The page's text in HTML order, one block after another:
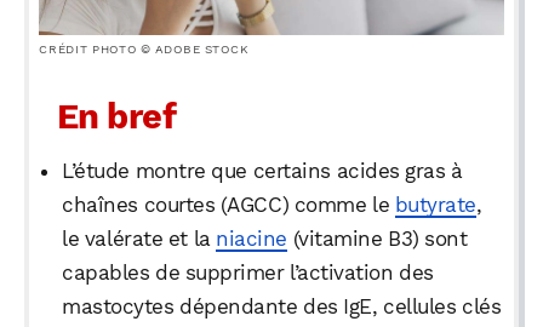
CRÉDIT PHOTO © ADOBE STOCK
En bref
L’étude montre que certains acides gras à
chaînes courtes (AGCC) comme le butyrate,
le valérate et la niacine (vitamine B3) sont
capables de supprimer l’activation des
mastocytes dépendante des IgE, cellules clés